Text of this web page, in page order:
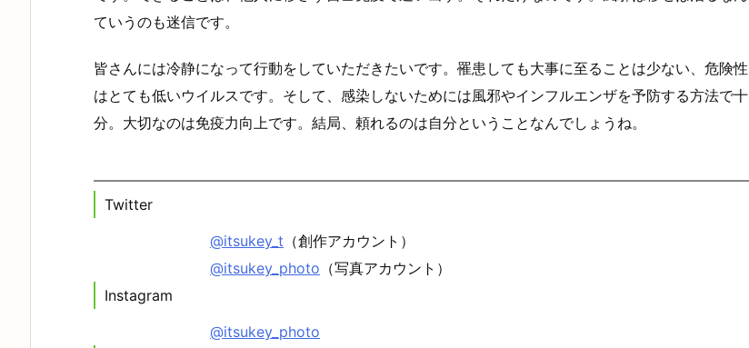
ていうのも迷信です。
皆さんには冷静になって行動をしていただきたいです。罹患しても大事に至ることは少ない、危険性
はとても低いウイルスです。そして、感染しないためには風邪やインフルエンザを予防する方法で十
分。大切なのは免疫力向上です。結局、頼れるのは自分ということなんでしょうね。
Twitter
@itsukey_t （創作アカウント）
@itsukey_photo （写真アカウント）
Instagram
@itsukey_photo